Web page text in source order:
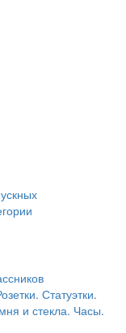
Статуэтки.
и стекла. Часы.